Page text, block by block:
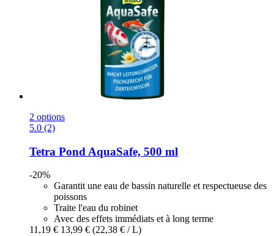
2 options
5.0 (2)
Tetra Pond AquaSafe, 500 ml
-20%
Garantit une eau de bassin naturelle et respectueuse des
poissons
Traite l'eau du robinet
Avec des effets immédiats et à long terme
11,19 € 13,99 € (22,38 € / L)